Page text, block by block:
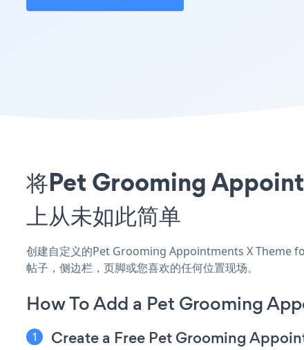
将Pet Grooming
上从未如此简单
创建自定义的Pet Grooming Appointments X Theme
帖子，侧边栏，页脚或您喜欢的任何位置现场。
How To Add a Pet Grooming
Create a Free Pet Grooming